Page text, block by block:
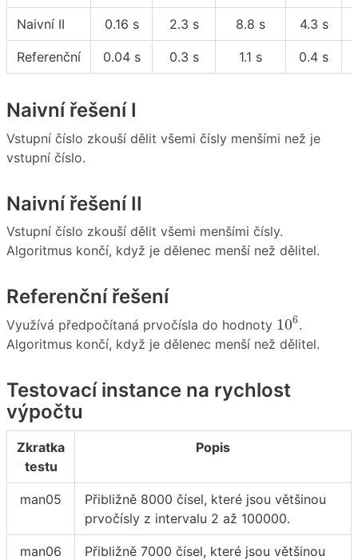
Naivní II 0.16 s 2.3 s 8.8 s 4.3 s
Referenční 0.04 s 0.3 s 1.1 s 0.4 s
Naivní řešení I
Vstupní číslo zkouší dělit všemi čísly menšími než je
vstupní číslo.
Naivní řešení II
Vstupní číslo zkouší dělit všemi menšími čísly.
Algoritmus končí, když je dělenec menší než dělitel.
Referenční řešení
Využívá předpočítaná prvočísla do hodnoty 106
106.
Algoritmus končí, když je dělenec menší než dělitel.
Testovací instance na rychlost
výpočtu
Zkratka
testu
Popis
man05
Přibližně 8000 čísel, které jsou většinou
prvočísly z intervalu 2 až 100000.
man06
Přibližně 7000 čísel, které jsou většinou